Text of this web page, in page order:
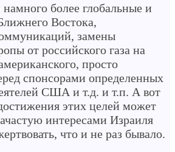
более глобальные и
Востока,
замены
от российского газа на
просто
спонсорами определенных
США и т.д. и т.п. А вот
этих целей может
интересами Израиля
что и не раз бывало.